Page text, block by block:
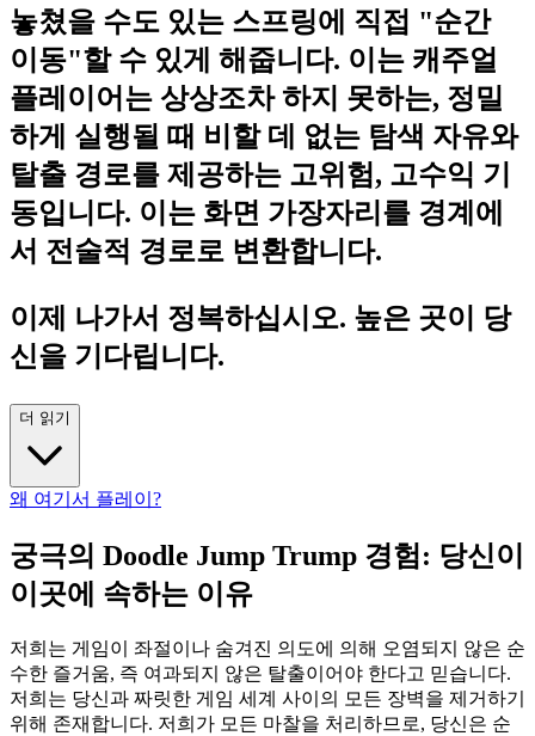
놓쳤을 수도 있는 스프링에 직접 "순간
이동"할 수 있게 해줍니다. 이는 캐주얼
플레이어는 상상조차 하지 못하는, 정밀
하게 실행될 때 비할 데 없는 탐색 자유와
탈출 경로를 제공하는 고위험, 고수익 기
동입니다. 이는 화면 가장자리를 경계에
서 전술적 경로로 변환합니다.
이제 나가서 정복하십시오. 높은 곳이 당
신을 기다립니다.
더 읽기
왜 여기서 플레이?
궁극의 Doodle Jump Trump 경험: 당신이
이곳에 속하는 이유
저희는 게임이 좌절이나 숨겨진 의도에 의해 오염되지 않은 순
수한 즐거움, 즉 여과되지 않은 탈출이어야 한다고 믿습니다.
저희는 당신과 짜릿한 게임 세계 사이의 모든 장벽을 제거하기
위해 존재합니다. 저희가 모든 마찰을 처리하므로, 당신은 순